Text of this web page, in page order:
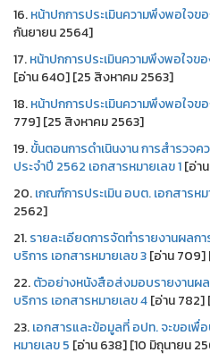
16.หน้าปกการประเมินความพึงพอใจข
กันยายน 2564]
17.หน้าปกการประเมินความพึงพอใจข
[อ่าน 640] [25 สิงหาคม 2563]
18.หน้าปกการประเมินความพึงพอใจ
779] [25 สิงหาคม 2563]
19.ขั้นตอนการดำเนินงาน การสำรวจ
ประจำปี 2562 เอกสารหมายเลข 1[อ่า
20.เกณฑ์การประเมิน อบต. เอกสารหม
2562]
21.รายละเอียดการจัดทำรายงานผลก
บริการ เอกสารหมายเลข 3[อ่าน 709]
22.ตัวอย่างหนังสือส่งมอบรายงานผ
บริการ เอกสารหมายเลข 4[อ่าน 782]
23.เอกสารและข้อมูลที่ อปท. จะขอเ
หมายเลข 5 [อ่าน 638] [10 มิถุนายน